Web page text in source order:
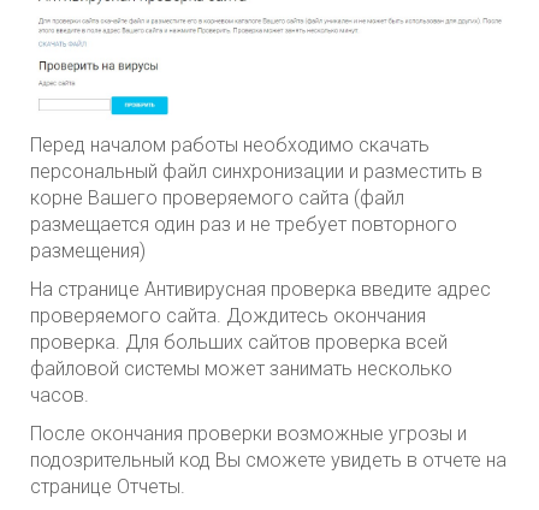
Перед началом работы необходимо скачать
персональный файл синхронизации и разместить в
корне Вашего проверяемого сайта (файл
размещается один раз и не требует повторного
размещения)
На странице Антивирусная проверка введите адрес
проверяемого сайта. Дождитесь окончания
проверка. Для больших сайтов проверка всей
файловой системы может занимать несколько
часов.
После окончания проверки возможные угрозы и
подозрительный код Вы сможете увидеть в отчете на
странице Отчеты.